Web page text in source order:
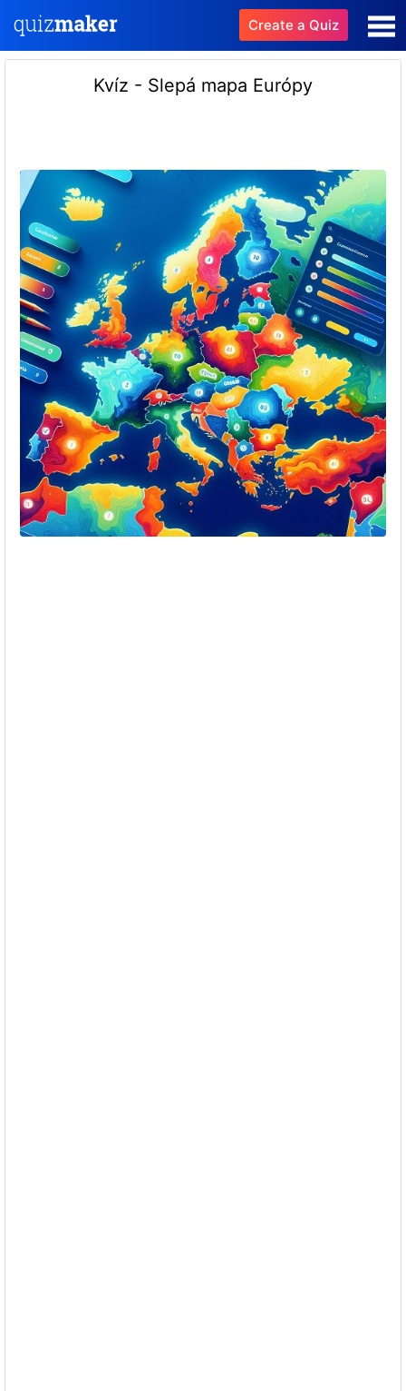
Create a Quiz
Kvíz - Slepá mapa Európy